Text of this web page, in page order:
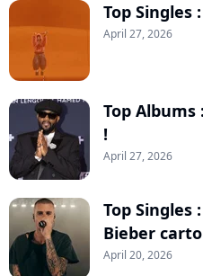
Top Singles
April 27, 2026
Top
!
April 27, 2026
Top Singles
Bieber
April 20, 2026